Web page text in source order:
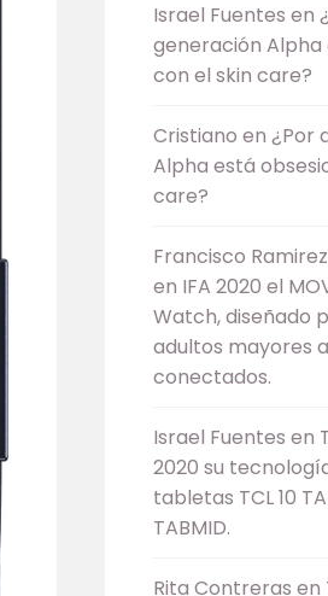
Israel Fuentes en
generación
con el skin care?
Cristiano en ¿Por
Alpha está
care?
Francisco Ramirez
en IFA 2020 el
Watch, diseñado
adultos mayores
conectados.
Israel Fuentes en
2020 su
tabletas TCL 10
TABMID.
Rita Contreras en